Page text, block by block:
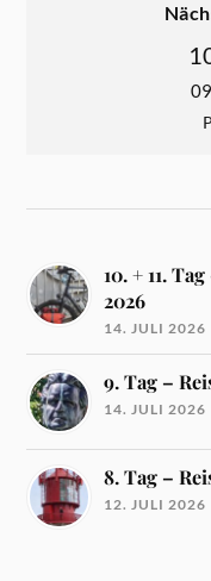
10. + 11.
2026
14. JULI 2026
9. Tag –
14. JULI 2026
8. Tag –
12. JULI 2026